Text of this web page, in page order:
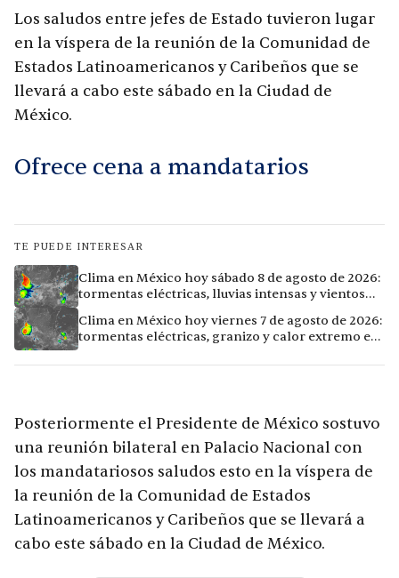
Los saludos entre jefes de Estado tuvieron lugar
en la víspera de la reunión de la Comunidad de
Estados Latinoamericanos y Caribeños que se
llevará a cabo este sábado en la Ciudad de
México.
Ofrece cena a mandatarios
TE PUEDE INTERESAR
Clima en México hoy sábado 8 de agosto de 2026:
tormentas eléctricas, lluvias intensas y vientos
Clima en México hoy viernes 7 de agosto de 2026:
tormentas eléctricas, granizo y calor extremo en
Posteriormente el Presidente de México sostuvo
una reunión bilateral en Palacio Nacional con
los mandatariosos saludos esto en la víspera de
la reunión de la Comunidad de Estados
Latinoamericanos y Caribeños que se llevará a
cabo este sábado en la Ciudad de México.